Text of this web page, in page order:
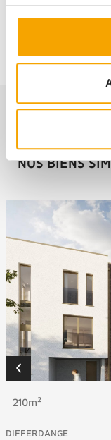
NOS BIENS
210m²
DIFFERDANGE